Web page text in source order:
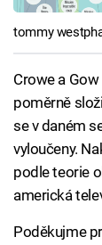
tommy
Crowe a
poměrně
se v daném
vyloučeny.
podle teorie
americká
Poděkujme